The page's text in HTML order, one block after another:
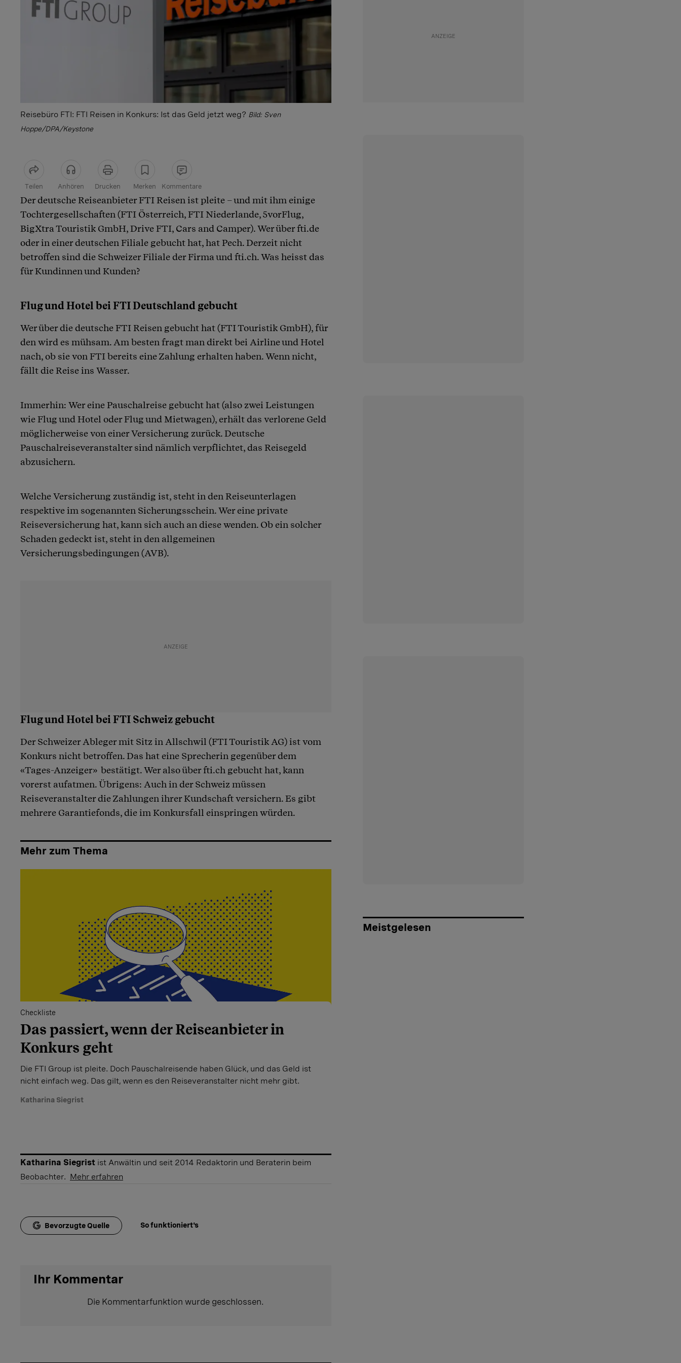
Reisebüro FTI: FTI Reisen in Konkurs: Ist das Geld jetzt weg? Bild: Sven
Hoppe/DPA/Keystone
Teilen Anhören Drucken Merken Kommentare
Artikel teilen
Der deutsche Reiseanbieter FTI Reisen ist pleite – und mit ihm einige
Tochtergesellschaften (FTI Österreich, FTI Niederlande, 5vorFlug,
BigXtra Touristik GmbH, Drive FTI, Cars and Camper). Wer über fti.de
oder in einer deutschen Filiale gebucht hat, hat Pech. Derzeit nicht
betroffen sind die Schweizer Filiale der Firma und fti.ch. Was heisst das
für Kundinnen und Kunden?
Flug und Hotel bei FTI Deutschland gebucht
Wer über die deutsche FTI Reisen gebucht hat (FTI Touristik GmbH), für
den wird es mühsam. Am besten fragt man direkt bei Airline und Hotel
nach, ob sie von FTI bereits eine Zahlung erhalten haben. Wenn nicht,
fällt die Reise ins Wasser.
Immerhin: Wer eine Pauschalreise gebucht hat (also zwei Leistungen
wie Flug und Hotel oder Flug und Mietwagen), erhält das verlorene Geld
möglicherweise von einer Versicherung zurück. Deutsche
Pauschalreiseveranstalter sind nämlich verpflichtet, das Reisegeld
abzusichern.
Welche Versicherung zuständig ist, steht in den Reiseunterlagen
respektive im sogenannten Sicherungsschein. Wer eine private
Reiseversicherung hat, kann sich auch an diese wenden. Ob ein solcher
Schaden gedeckt ist, steht in den allgemeinen
Versicherungsbedingungen (AVB).
Flug und Hotel bei FTI Schweiz gebucht
Der Schweizer Ableger mit Sitz in Allschwil (FTI Touristik AG) ist vom
Konkurs nicht betroffen. Das hat eine Sprecherin gegenüber dem
«Tages-Anzeiger» bestätigt. Wer also über fti.ch gebucht hat, kann
vorerst aufatmen. Übrigens: Auch in der Schweiz müssen
Reiseveranstalter die Zahlungen ihrer Kundschaft versichern. Es gibt
mehrere Garantiefonds, die im Konkursfall einspringen würden.
Mehr zum Thema
Checkliste
Das passiert, wenn der Reiseanbieter in
Konkurs geht
Die FTI Group ist pleite. Doch Pauschalreisende haben Glück, und das Geld ist
nicht einfach weg. Das gilt, wenn es den Reiseveranstalter nicht mehr gibt.
Katharina Siegrist
Katharina Siegrist ist Anwältin und seit 2014 Redaktorin und Beraterin beim
Beobachter. Mehr erfahren
Bevorzugte Quelle So funktioniert's
Ihr Kommentar
Die Kommentarfunktion wurde geschlossen.
Meistgelesen